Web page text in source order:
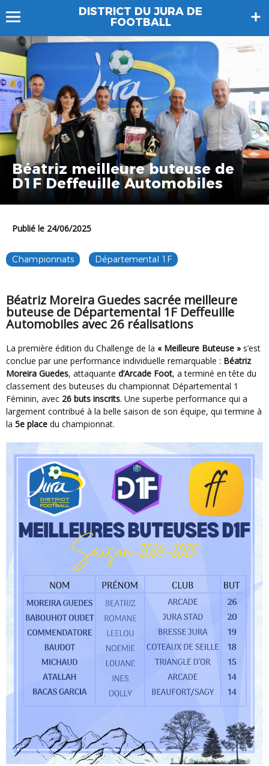
DISTRICT DU JURA DE
FOOTBALL
Béatriz meilleure buteuse de
D1F Deffeuille Automobiles
Publié le 24/06/2025
Championnats Départemental 1F
Béatriz Moreira Guedes sacrée meilleure
buteuse de Départemental 1F Deffeuille
Automobiles avec 26 réalisations
La première édition du Challenge de la « Meilleure Buteuse » s’est
conclue par une performance individuelle remarquable : Béatriz
Moreira Guedes, attaquante d’Arcade Foot, a terminé en tête du
classement des buteuses du championnat Départemental 1
Féminin, avec 26 buts inscrits. Une superbe performance qui a
largement contribué à la belle saison de son équipe, qui termine à
la 5e place du championnat.